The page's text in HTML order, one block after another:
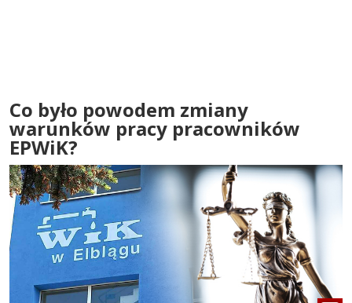
Co było powodem zmiany
warunków pracy pracowników
EPWiK?